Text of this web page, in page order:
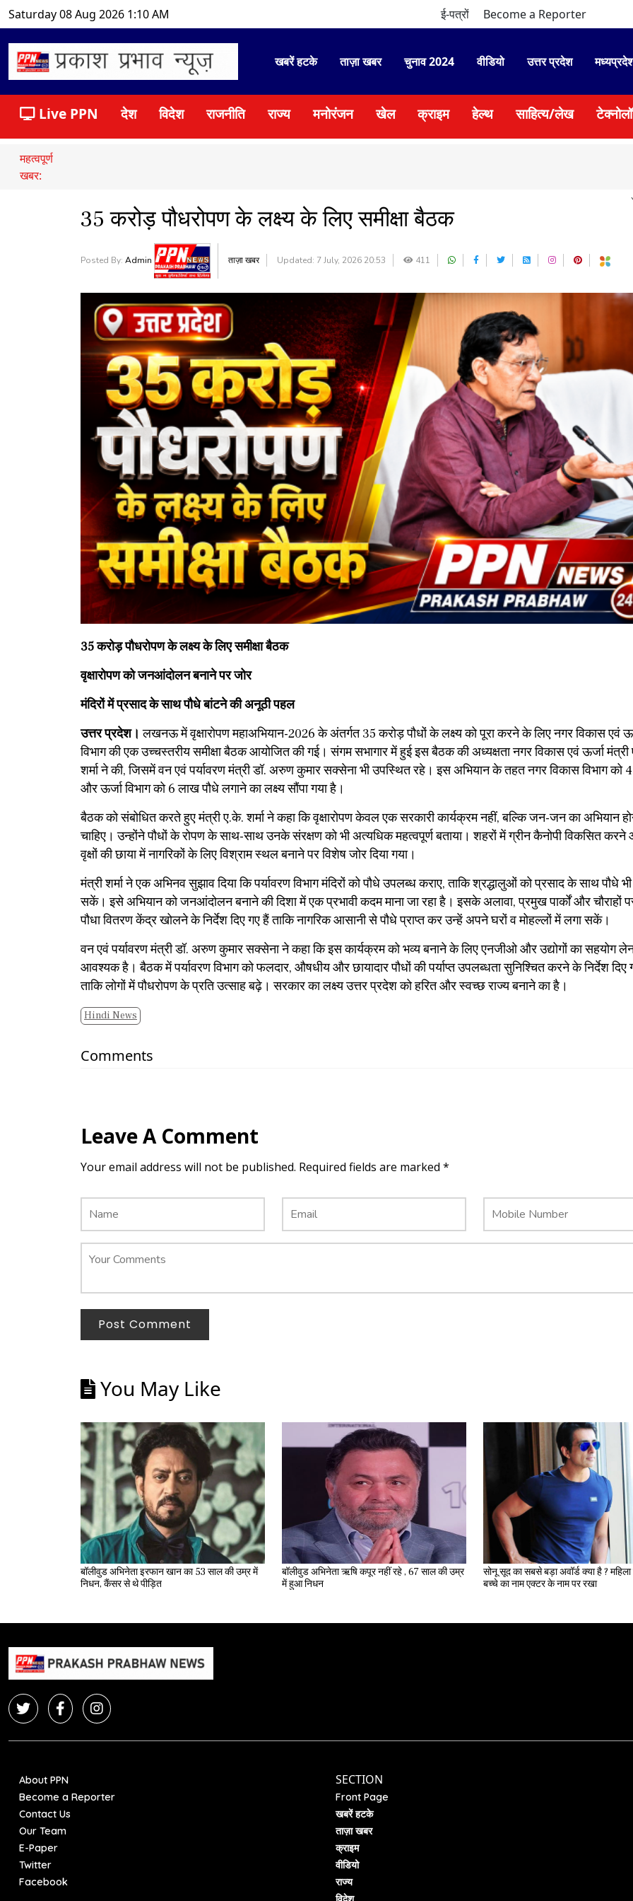
Saturday 08 Aug 2026 1:10 AM ई-पत्रों Become a Reporter
खबरें हटके ताज़ा खबर चुनाव 2024 वीडियो उत्तर प्रदेश
Live PPN देश विदेश राजनीति राज्य मनोरंजन खेल क्राइम हेल्थ साहित्य/लेख
महत्वपूर्ण
खबर:
35 करोड़ पौधरोपण के लक्ष्य के लिए समीक्षा बैठक
Posted By: Admin ताज़ा खबर Updated: 7 July, 2026 20:53 411
35 करोड़ पौधरोपण के लक्ष्य के लिए समीक्षा बैठक
​वृक्षारोपण को जनआंदोलन बनाने पर जोर
मंदिरों में प्रसाद के साथ पौधे बांटने की अनूठी पहल
उत्तर प्रदेश।लखनऊ में वृक्षारोपण महाअभियान-2026 के अंतर्गत 35 करोड़ पौधों के लक्ष्य को पूरा करने के लिए नगर विकास एवं
विभाग की एक उच्चस्तरीय समीक्षा बैठक आयोजित की गई। संगम सभागार में हुई इस बैठक की अध्यक्षता नगर विकास एवं ऊर्जा
शर्मा ने की, जिसमें वन एवं पर्यावरण मंत्री डॉ. अरुण कुमार सक्सेना भी उपस्थित रहे। इस अभियान के तहत नगर विकास विभाग को
और ऊर्जा विभाग को 6 लाख पौधे लगाने का लक्ष्य सौंपा गया है।
​बैठक को संबोधित करते हुए मंत्री ए.के. शर्मा ने कहा कि वृक्षारोपण केवल एक सरकारी कार्यक्रम नहीं, बल्कि जन-जन का अभियान
चाहिए। उन्होंने पौधों के रोपण के साथ-साथ उनके संरक्षण को भी अत्यधिक महत्वपूर्ण बताया। शहरों में ग्रीन कैनोपी विकसित
वृक्षों की छाया में नागरिकों के लिए विश्राम स्थल बनाने पर विशेष जोर दिया गया।
​मंत्री शर्मा ने एक अभिनव सुझाव दिया कि पर्यावरण विभाग मंदिरों को पौधे उपलब्ध कराए, ताकि श्रद्धालुओं को प्रसाद के साथ पौधे
सकें। इसे अभियान को जनआंदोलन बनाने की दिशा में एक प्रभावी कदम माना जा रहा है। इसके अलावा, प्रमुख पार्कों और चौराहों
पौधा वितरण केंद्र खोलने के निर्देश दिए गए हैं ताकि नागरिक आसानी से पौधे प्राप्त कर उन्हें अपने घरों व मोहल्लों में लगा सकें।
​वन एवं पर्यावरण मंत्री डॉ. अरुण कुमार सक्सेना ने कहा कि इस कार्यक्रम को भव्य बनाने के लिए एनजीओ और उद्योगों का सहयोग
आवश्यक है। बैठक में पर्यावरण विभाग को फलदार, औषधीय और छायादार पौधों की पर्याप्त उपलब्धता सुनिश्चित करने के निर्देश दिए
ताकि लोगों में पौधरोपण के प्रति उत्साह बढ़े। सरकार का लक्ष्य उत्तर प्रदेश को हरित और स्वच्छ राज्य बनाने का है।
Hindi News
Comments
Leave A Comment
Your email address will not be published. Required fields are marked *
Post Comment
You May Like
बॉलीवुड अभिनेता इरफान खान का 53 साल की उम्र में
निधन, कैंसर से थे पीड़ित
बॉलीवुड अभिनेता ऋषि कपूर नहीं रहे , 67 साल की उम्र
में हुआ निधन
सोनू सूद का सबसे बड़ा अवॉर्ड क्या है ? महिला ने अपने
बच्चे का नाम एक्टर के नाम पर रखा
About PPN
Become a Reporter
Contact Us
Our Team
E-Paper
Twitter
Facebook
SECTION
Front Page
खबरें हटके
ताज़ा खबर
क्राइम
वीडियो
राज्य